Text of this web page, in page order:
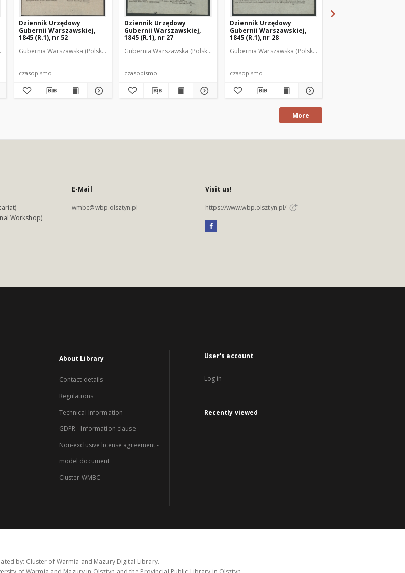
Rząd Gubernialny
Dziennik Urzędowy
Gubernii Warszawskiej,
1845 (R.1), nr 52
Gubernia Warszawska (Polska). Rząd Gubernialny
czasopismo
Dziennik Urzędowy
Gubernii Warszawskiej,
1845 (R.1), nr 27
Gubernia Warszawska (Polska). Rząd Gubernialny
czasopismo
Dziennik Urzędowy
Gubernii Warszawskiej,
1845 (R.1), nr 28
Gubernia Warszawska (Polska). Rząd Gubernialny
czasopismo
More
Workshop)
E-Mail
wmbc@wbp.olsztyn.pl
Visit us!
https://www.wbp.olsztyn.pl/
About Library
Contact details
Regulations
Technical Information
GDPR - Information clause
Non-exclusive license agreement -
model document
Cluster WMBC
User's account
Log in
Recently viewed
by: Cluster of Warmia and Mazury Digital Library.